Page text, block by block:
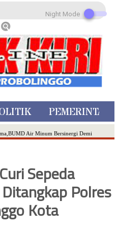
Air Minum Bersinergi Demi
Buron
02 Kota Batu Kembangkan Program Inovasi
JODA, Usung Filosofi Gelar Sehelai
Sepeda
Polres
Kota
Night Mode